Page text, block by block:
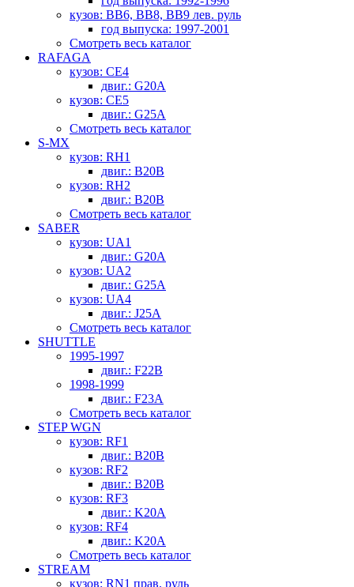
кузов: BB6, BB8, BB9 лев. руль
год выпуска: 1997-2001
Смотреть весь каталог
RAFAGA
кузов: CE4
двиг.: G20A
кузов: CE5
двиг.: G25A
Смотреть весь каталог
S-MX
кузов: RH1
двиг.: B20B
кузов: RH2
двиг.: B20B
Смотреть весь каталог
SABER
кузов: UA1
двиг.: G20A
кузов: UA2
двиг.: G25A
кузов: UA4
двиг.: J25A
Смотреть весь каталог
SHUTTLE
1995-1997
двиг.: F22B
1998-1999
двиг.: F23A
Смотреть весь каталог
STEP WGN
кузов: RF1
двиг.: B20B
кузов: RF2
двиг.: B20B
кузов: RF3
двиг.: K20A
кузов: RF4
двиг.: K20A
Смотреть весь каталог
STREAM
кузов: RN1 прав. руль